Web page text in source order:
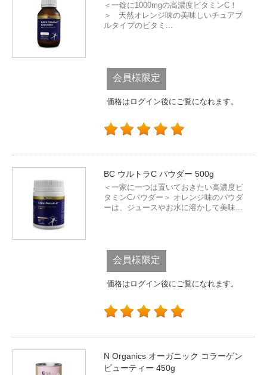
＜一錠に1000mgの高濃度ビタミンC！
＞ 天然オレンジ味の美味しいチュアブ
ルタイプのビタミ...
会員様限定
価格はログイン後にご覧になれます。
BC ウルトラC パウダー 500g
＜一家に一つは置いておきたい高濃度ビ
タミンCパウダー＞ オレンジ味のパウダ
ーは、ジュースやお水に溶かして美味...
会員様限定
価格はログイン後にご覧になれます。
N Organics オーガニック コラーゲン
ビューティー 450g